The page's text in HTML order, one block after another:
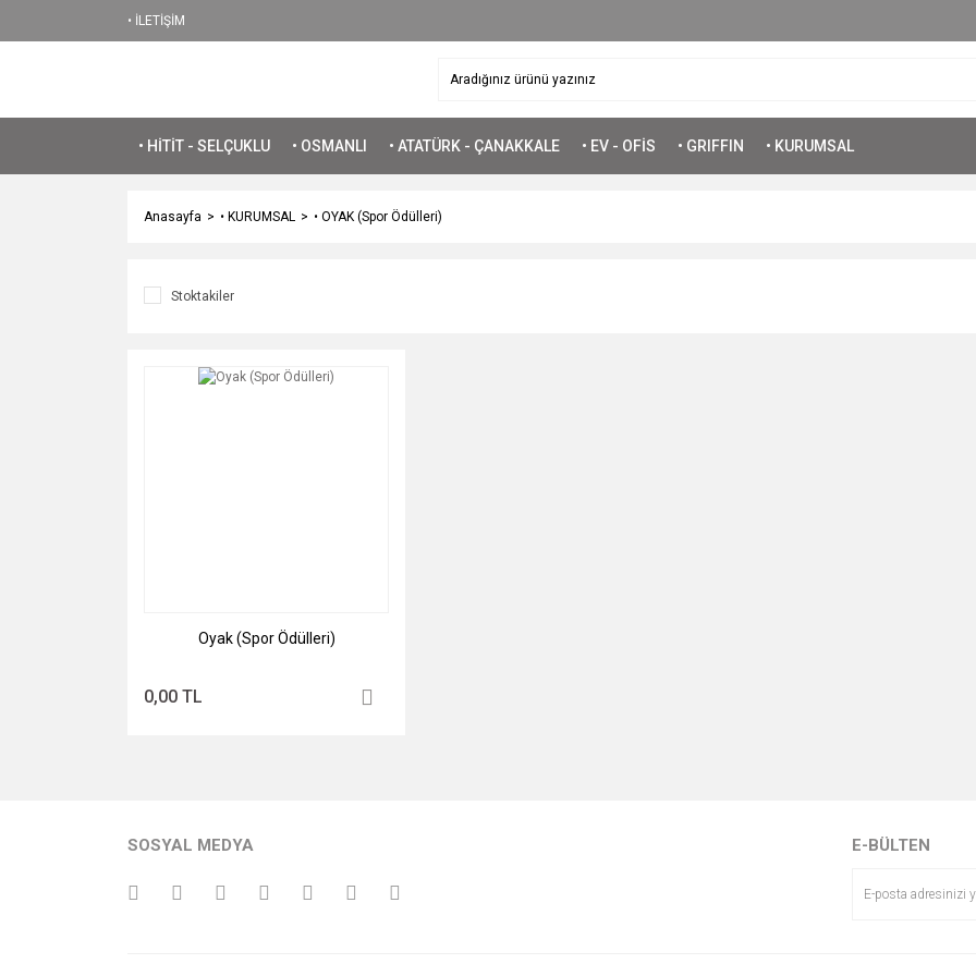
• İLETİŞİM
• HİTİT - SELÇUKLU • OSMANLI • ATATÜRK - ÇANAKKALE • EV - OFİS • GRIFFIN • KURUMSAL
Anasayfa • KURUMSAL • OYAK (Spor Ödülleri)
Stoktakiler
Oyak (Spor Ödülleri)
0,00 TL
SOSYAL MEDYA E-BÜLTEN